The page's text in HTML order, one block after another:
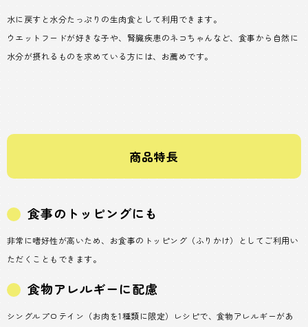
水に戻すと水分たっぷりの生肉食として利用できます。
ウエットフードが好きな子や、腎臓疾患のネコちゃんなど、食事から自然に
水分が摂れるものを求めている方には、お薦めです。
商品特長
食事のトッピングにも
非常に嗜好性が高いため、お食事のトッピング（ふりかけ）としてご利用い
ただくこともできます。
食物アレルギーに配慮
シングルプロテイン（お肉を1種類に限定）レシピで、食物アレルギーがあ